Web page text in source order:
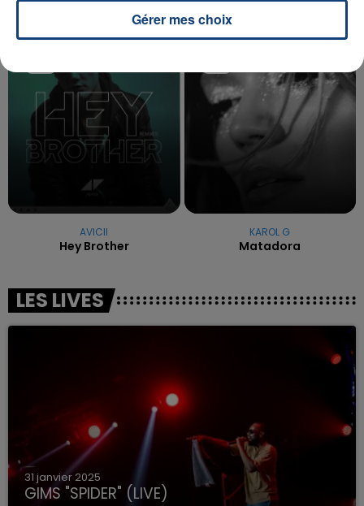
TITRES DIFFUSÉS
AVICII
Hey Brother
KAROL G
Matadora
LES LIVES
31 janvier 2025
GIMS "SPIDER" (LIVE)
Gérer mes choix